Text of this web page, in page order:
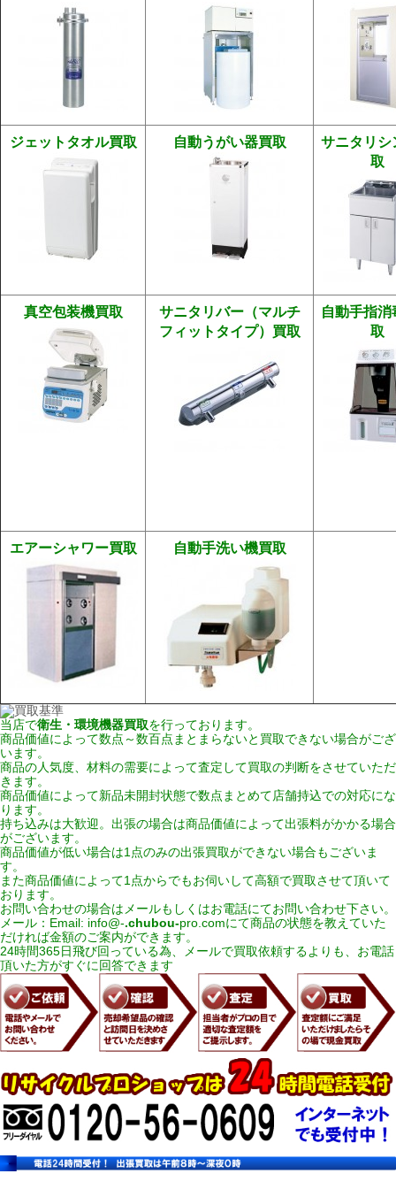
ジェットタオル買取 自動うがい器買取
サニタリシ
取
真空包装機買取
サニタリバー（マルチ
フィットタイプ）買取
自動手指消
取
エアーシャワー買取 自動手洗い機買取
当店で衛生・環境機器買取を行っております。
商品価値によって数点～数百点まとまらないと買取できない場合がござ
います。
商品の人気度、材料の需要によって査定して買取の判断をさせていただ
きます。
商品価値によって新品未開封状態で数点まとめて店舗持込での対応にな
ります。
持ち込みは大歓迎。出張の場合は商品価値によって出張料がかかる場合
がございます。
商品価値が低い場合は1点のみの出張買取ができない場合もございま
す。
また商品価値によって1点からでもお伺いして高額で買取させて頂いて
おります。
お問い合わせの場合はメールもしくはお電話にてお問い合わせ下さい。
メール：Email: info@-.chubou-pro.comにて商品の状態を教えていた
だければ金額のご案内ができます。
24時間365日飛び回っている為、メールで買取依頼するよりも、お電話
頂いた方がすぐに回答できます